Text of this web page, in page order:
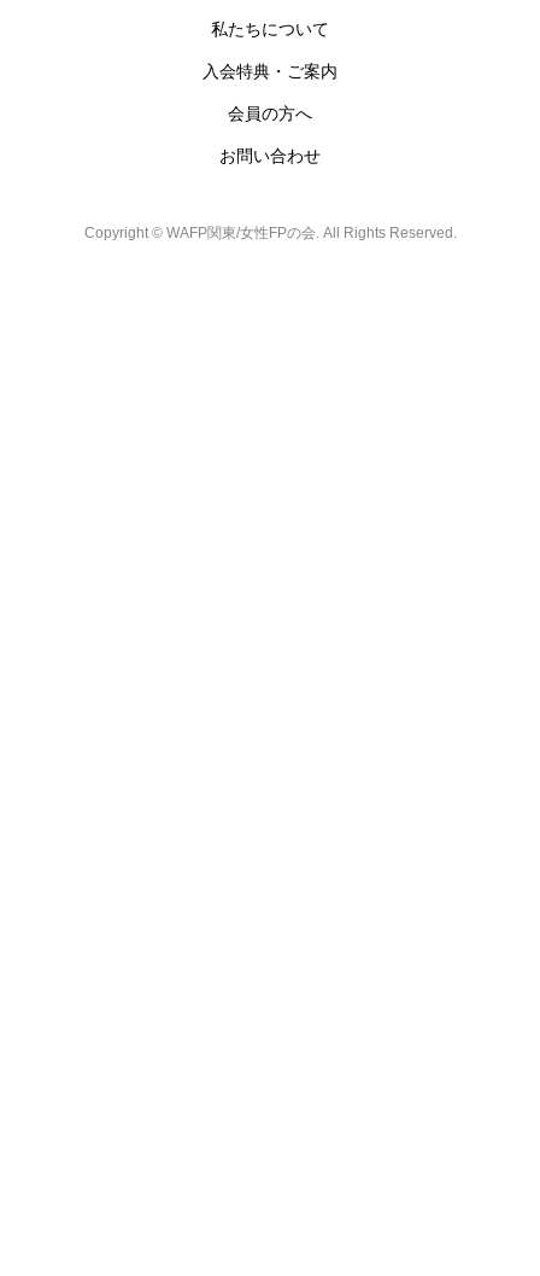
私たちについて
入会特典・ご案内
会員の方へ
お問い合わせ
Copyright ©WAFP関東/女性FPの会. All Rights Reserved.